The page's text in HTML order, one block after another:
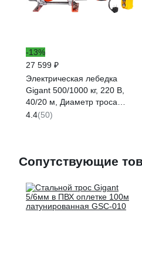
-13%
27 599 ₽
Электрическая лебедка
Gigant 500/1000 кг, 220 В,
40/20 м, Диаметр троса
6мм, GEW-06
4.4(50)
Сопутствующие